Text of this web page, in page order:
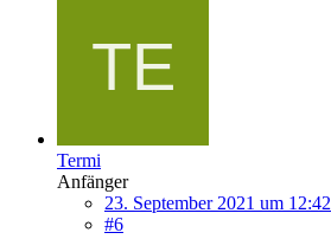
Termi
Anfänger
23. September 2021 um 12:42
#6